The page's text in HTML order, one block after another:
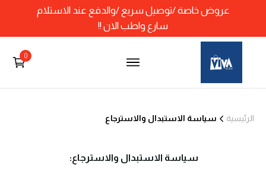
عروض خاصة /توصيل سريع /والدفع عند الاستلام
سارع واطب الان !!
0
الرئيسية سياسة الاستبدال والاسترجاع
سياسة الاستبدال والاسترجاع: